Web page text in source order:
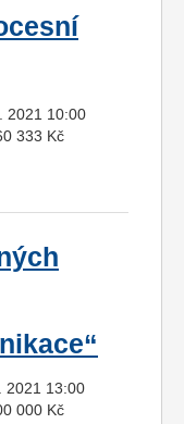
2021 10:00
333 Kč
2021 13:00
000 Kč